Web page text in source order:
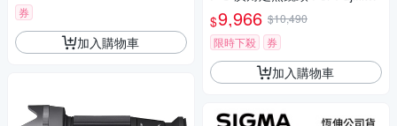
券
加入購物車
X-mount (公司貨)
$9,966 $10,490
限時下殺
券
加入購物車